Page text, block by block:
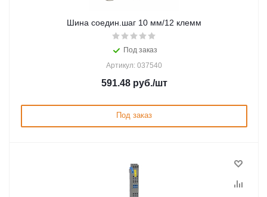
Шина соедин.шаг 10 мм/12 клемм
Под заказ
Артикул: 037540
591.48руб./шт
Под заказ